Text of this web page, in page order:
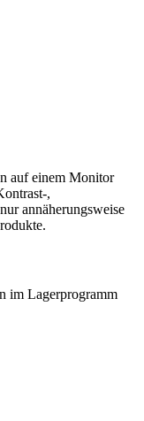
auf einem Monitor
,
annäherungsweise
im Lagerprogramm